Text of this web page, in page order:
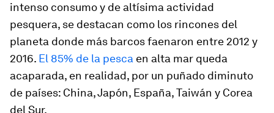
intenso consumo y de altísima actividad
pesquera, se destacan como los rincones del
planeta donde más barcos faenaron entre 2012 y
2016. El 85% de la pesca en alta mar queda
acaparada, en realidad, por un puñado diminuto
de países: China, Japón, España, Taiwán y Corea
del Sur.